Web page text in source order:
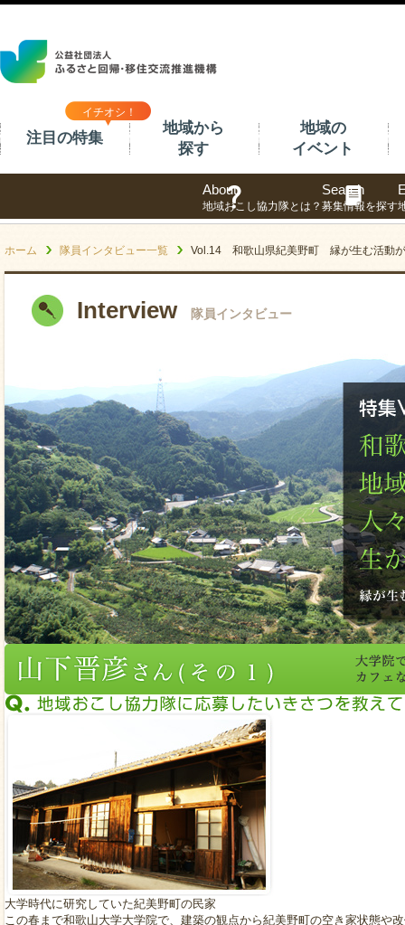
イチオシ！
注目の特集
地域から
探す
地域の
イベント
About
地域おこし協力隊とは？
Search
募集情報を探す
ホーム 隊員インタビュー一覧 Vol.14 和歌山県紀美野町 縁が生む活動が
Interview 隊員インタビュー
大学時代に研究していた紀美野町の民家
この春まで和歌山大学大学院で、建築の観点から紀美野町の空き家状態